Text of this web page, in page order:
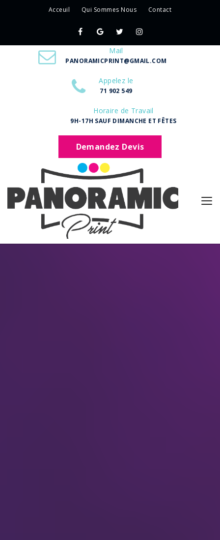
Acceuil Qui Sommes Nous Contact
Mail
PANORAMICPRINT@GMAIL.COM
Appelez le
71 902 549
Horaire de Travail
9H-17H SAUF DIMANCHE ET FÊTES
Demandez Devis